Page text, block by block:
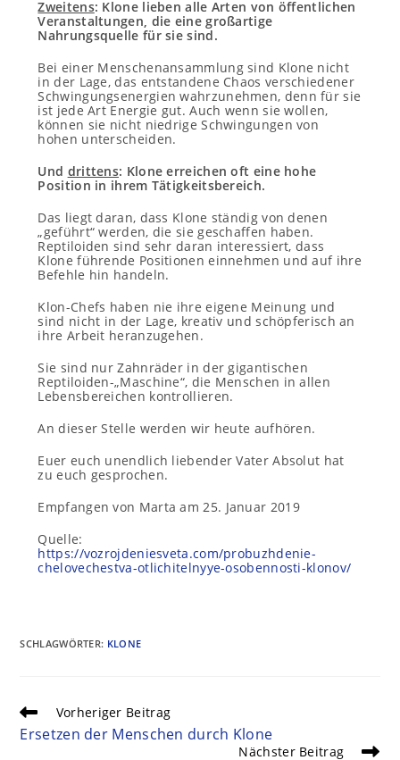
Zweitens: Klone lieben alle Arten von öffentlichen
Veranstaltungen, die eine großartige
Nahrungsquelle für sie sind.
Bei einer Menschenansammlung sind Klone nicht
in der Lage, das entstandene Chaos verschiedener
Schwingungsenergien wahrzunehmen, denn für sie
ist jede Art Energie gut. Auch wenn sie wollen,
können sie nicht niedrige Schwingungen von
hohen unterscheiden.
Und drittens: Klone erreichen oft eine hohe
Position in ihrem Tätigkeitsbereich.
Das liegt daran, dass Klone ständig von denen
„geführt“ werden, die sie geschaffen haben.
Reptiloiden sind sehr daran interessiert, dass
Klone führende Positionen einnehmen und auf ihre
Befehle hin handeln.
Klon-Chefs haben nie ihre eigene Meinung und
sind nicht in der Lage, kreativ und schöpferisch an
ihre Arbeit heranzugehen.
Sie sind nur Zahnräder in der gigantischen
Reptiloiden-„Maschine“, die Menschen in allen
Lebensbereichen kontrollieren.
An dieser Stelle werden wir heute aufhören.
Euer euch unendlich liebender Vater Absolut hat
zu euch gesprochen.
Empfangen von Marta am 25. Januar 2019
Quelle:
https://vozrojdeniesveta.com/probuzhdenie-
chelovechestva-otlichitelnyye-osobennosti-klonov/
SCHLAGWÖRTER: KLONE
Vorheriger Beitrag
Ersetzen der Menschen durch Klone
Nächster Beitrag